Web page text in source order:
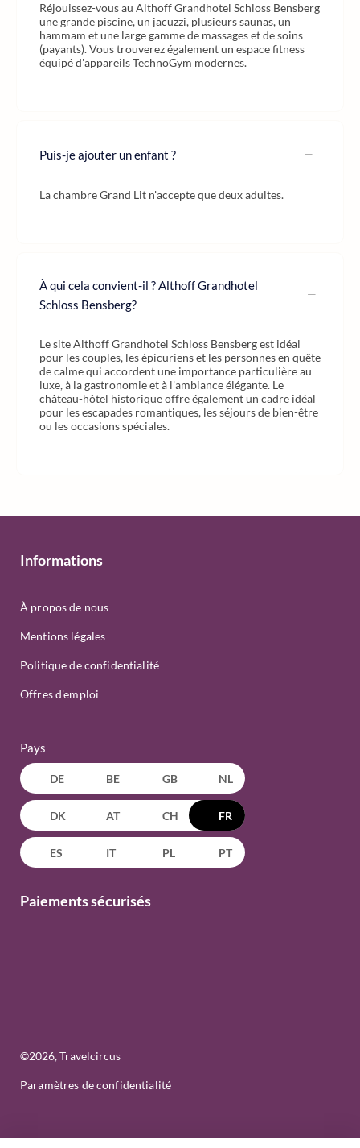
Réjouissez-vous au Althoff Grandhotel Schloss Bensberg
une grande piscine, un jacuzzi, plusieurs saunas, un
hammam et une large gamme de massages et de soins
(payants). Vous trouverez également un espace fitness
équipé d'appareils TechnoGym modernes.
Puis-je ajouter un enfant ?
La chambre Grand Lit n'accepte que deux adultes.
À qui cela convient-il ? Althoff Grandhotel
Schloss Bensberg?
Le site Althoff Grandhotel Schloss Bensberg est idéal
pour les couples, les épicuriens et les personnes en quête
de calme qui accordent une importance particulière au
luxe, à la gastronomie et à l'ambiance élégante. Le
château-hôtel historique offre également un cadre idéal
pour les escapades romantiques, les séjours de bien-être
ou les occasions spéciales.
Informations
À propos de nous
Mentions légales
Politique de confidentialité
Offres d'emploi
Pays
DE BE GB NL
DK AT CH FR
ES IT PL PT
Paiements sécurisés
©2026, Travelcircus
Paramètres de confidentialité